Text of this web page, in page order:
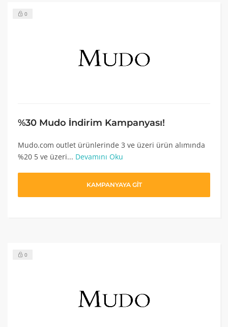
0
%30 Mudo İndirim Kampanyası!
Mudo.com outlet ürünlerinde 3 ve üzeri ürün alımında
%20 5 ve üzeri... Devamını Oku
KAMPANYAYA GİT
0